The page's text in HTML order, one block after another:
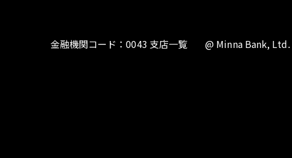
金融機関コード：0043 支店一覧 @ Minna Bank, Ltd.